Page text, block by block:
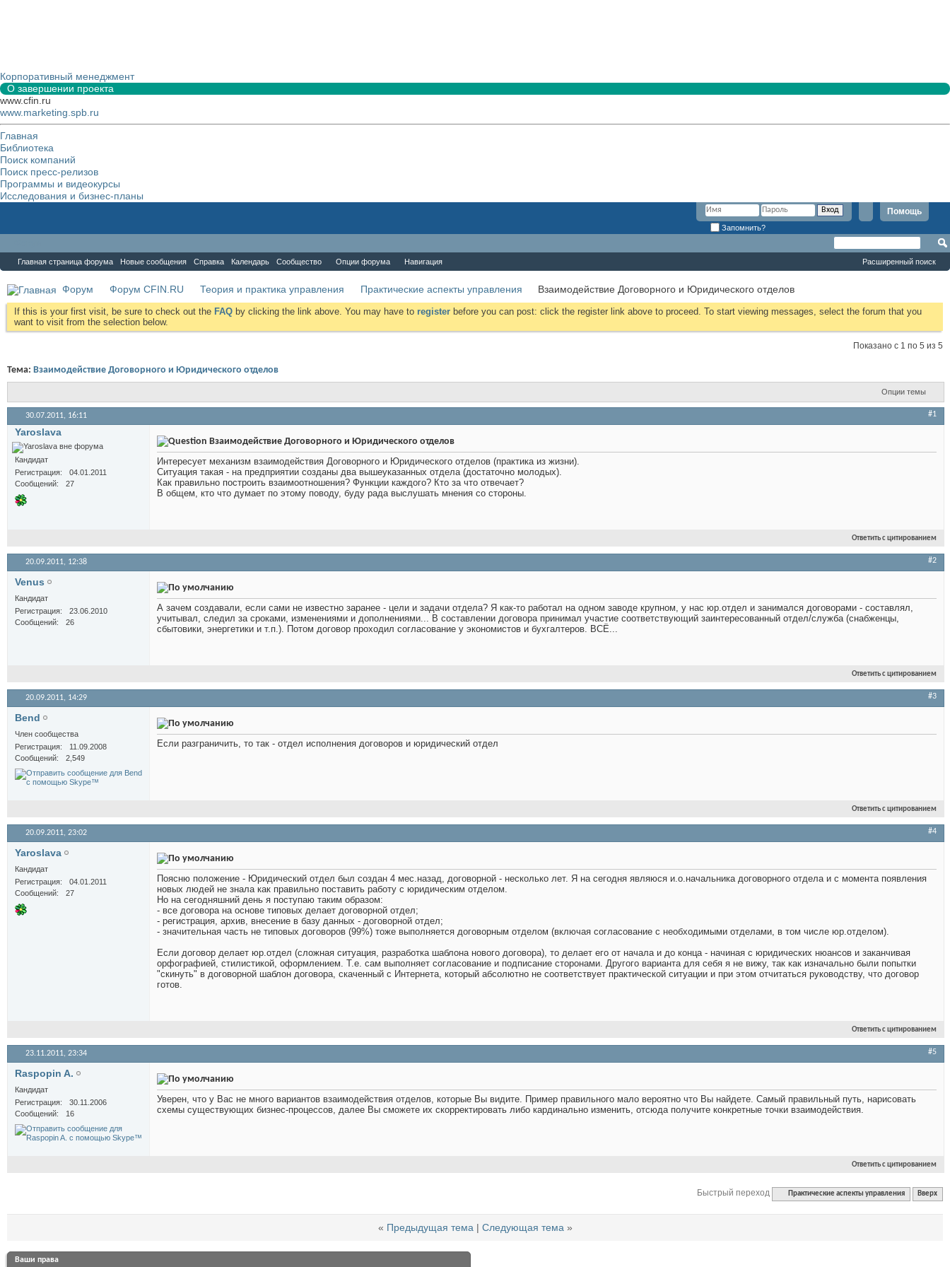
Корпоративный менеджмент
О завершении проекта
www.cfin.ru
www.marketing.spb.ru
Главная
Библиотека
Поиск компаний
Поиск пресс-релизов
Программы и видеокурсы
Исследования и бизнес-планы
Помощь
Запомнить?
Главная страница форума Новые сообщения Справка Календарь Сообщество Опции форума Навигация Расширенный поиск
Форум Форум CFIN.RU Теория и практика управления Практические аспекты управления Взаимодействие Договорного и Юридического отделов
If this is your first visit, be sure to check out the FAQ by clicking the link above. You may have to register before you can post: click the register link above to proceed. To start viewing messages, select the forum that you
want to visit from the selection below.
Показано с 1 по 5 из 5
Тема: Взаимодействие Договорного и Юридического отделов
Опции темы
30.07.2011, 16:11 #1
Yaroslava
Кандидат
Регистрация
04.01.2011
Сообщений
27
Взаимодействие Договорного и Юридического отделов
Интересует механизм взаимодействия Договорного и Юридического отделов (практика из жизни).
Ситуация такая - на предприятии созданы два вышеуказанных отдела (достаточно молодых).
Как правильно построить взаимоотношения? Функции каждого? Кто за что отвечает?
В общем, кто что думает по этому поводу, буду рада выслушать мнения со стороны.
Ответить с цитированием
20.09.2011, 12:38 #2
Venus
Кандидат
Регистрация
23.06.2010
Сообщений
26
А зачем создавали, если сами не известно заранее - цели и задачи отдела? Я как-то работал на одном заводе крупном, у нас юр.отдел и занимался договорами - составлял,
учитывал, следил за сроками, изменениями и дополнениями... В составлении договора принимал участие соответствующий заинтересованный отдел/служба (снабженцы,
сбытовики, энергетики и т.п.). Потом договор проходил согласование у экономистов и бухгалтеров. ВСЁ...
Ответить с цитированием
20.09.2011, 14:29 #3
Bend
Член сообщества
Регистрация
11.09.2008
Сообщений
2,549
Если разграничить, то так - отдел исполнения договоров и юридический отдел
Ответить с цитированием
20.09.2011, 23:02 #4
Yaroslava
Кандидат
Регистрация
04.01.2011
Сообщений
27
Поясню положение - Юридический отдел был создан 4 мес.назад, договорной - несколько лет. Я на сегодня являюся и.о.начальника договорного отдела и с момента появления
новых людей не знала как правильно поставить работу с юридическим отделом.
Но на сегодняшний день я поступаю таким образом:
- все договора на основе типовых делает договорной отдел;
- регистрация, архив, внесение в базу данных - договорной отдел;
- значительная часть не типовых договоров (99%) тоже выполняется договорным отделом (включая согласование с необходимыми отделами, в том числе юр.отделом).
Если договор делает юр.отдел (сложная ситуация, разработка шаблона нового договора), то делает его от начала и до конца - начиная с юридических нюансов и заканчивая
орфографией, стилистикой, оформлением. Т.е. сам выполняет согласование и подписание сторонами. Другого варианта для себя я не вижу, так как изначально были попытки
"скинуть" в договорной шаблон договора, скаченный с Интернета, который абсолютно не соответствует практической ситуации и при этом отчитаться руководству, что договор
готов.
Ответить с цитированием
23.11.2011, 23:34 #5
Raspopin A.
Кандидат
Регистрация
30.11.2006
Сообщений
16
Уверен, что у Вас не много вариантов взаимодействия отделов, которые Вы видите. Пример правильного мало вероятно что Вы найдете. Самый правильный путь, нарисовать
схемы существующих бизнес-процессов, далее Вы сможете их скорректировать либо кардинально изменить, отсюда получите конкретные точки взаимодействия.
Ответить с цитированием
Быстрый переход Практические аспекты управления Вверх
« Предыдущая тема| Следующая тема »
Ваши права